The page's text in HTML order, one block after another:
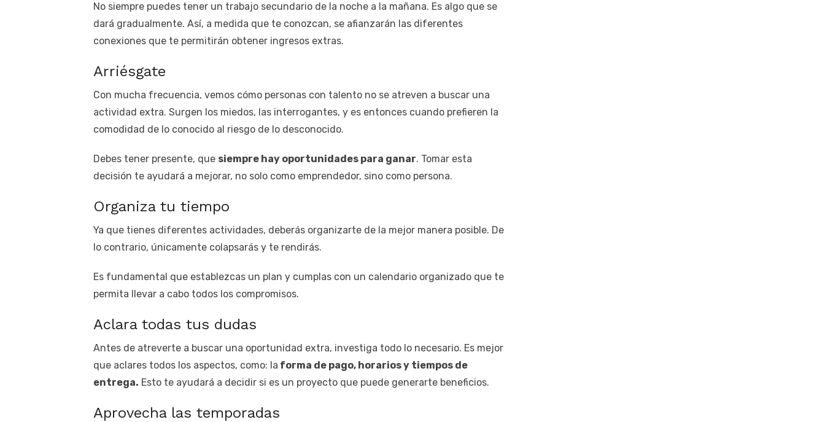
No siempre puedes tener un trabajo secundario de la noche a la mañana. Es algo que se
dará gradualmente. Así, a medida que te conozcan, se afianzarán las diferentes
conexiones que te permitirán obtener ingresos extras.
Arriésgate
Con mucha frecuencia, vemos cómo personas con talento no se atreven a buscar una
actividad extra. Surgen los miedos, las interrogantes, y es entonces cuando prefieren la
comodidad de lo conocido al riesgo de lo desconocido.
Debes tener presente, que siempre hay oportunidades para ganar. Tomar esta
decisión te ayudará a mejorar, no solo como emprendedor, sino como persona.
Organiza tu tiempo
Ya que tienes diferentes actividades, deberás organizarte de la mejor manera posible. De
lo contrario, únicamente colapsarás y te rendirás.
Es fundamental que establezcas un plan y cumplas con un calendario organizado que te
permita llevar a cabo todos los compromisos.
Aclara todas tus dudas
Antes de atreverte a buscar una oportunidad extra, investiga todo lo necesario. Es mejor
que aclares todos los aspectos, como: la forma de pago, horarios y tiempos de
entrega. Esto te ayudará a decidir si es un proyecto que puede generarte beneficios.
Aprovecha las temporadas